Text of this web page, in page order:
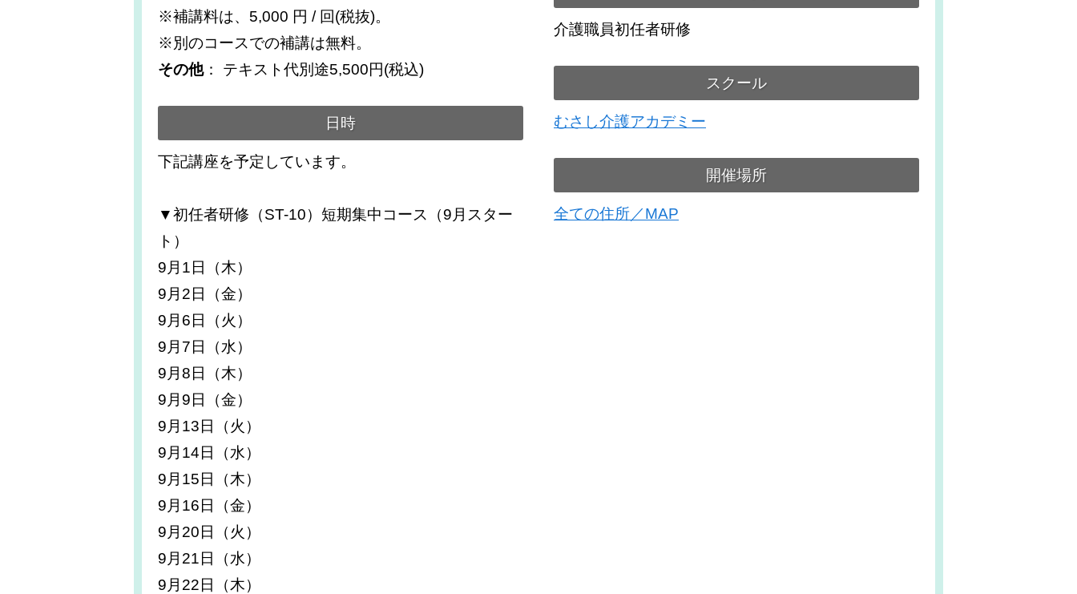
※補講料は、5,000 円 / 回(税抜)。
※別のコースでの補講は無料。
その他： テキスト代別途5,500円(税込)
日時
下記講座を予定しています。
▼初任者研修（ST-10）短期集中コース（9月スター
ト）
9月1日（木）
9月2日（金）
9月6日（火）
9月7日（水）
9月8日（木）
9月9日（金）
9月13日（火）
9月14日（水）
9月15日（木）
9月16日（金）
9月20日（火）
9月21日（水）
9月22日（木）
介護職員初任者研修
スクール
むさし介護アカデミー
開催場所
全ての住所／MAP